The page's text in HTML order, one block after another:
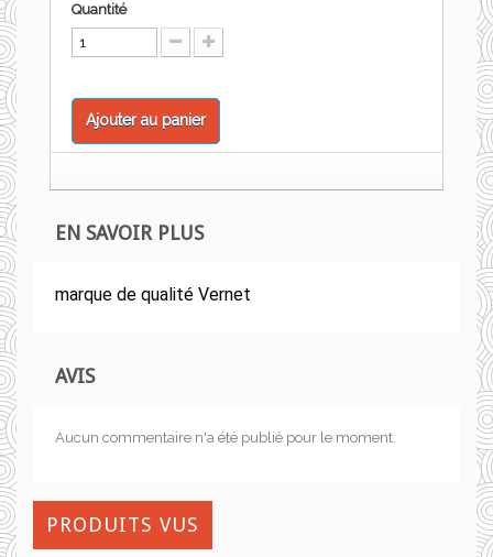
Quantité
Ajouter au panier
EN SAVOIR PLUS
marque de qualité Vernet
AVIS
Aucun commentaire n'a été publié pour le moment.
PRODUITS VUS